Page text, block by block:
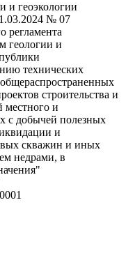
и геоэкологии
№ 07
регламента
геологии и
технических
строительства и
местного и
с добычей полезных
и
скважин и иных
недрами, в